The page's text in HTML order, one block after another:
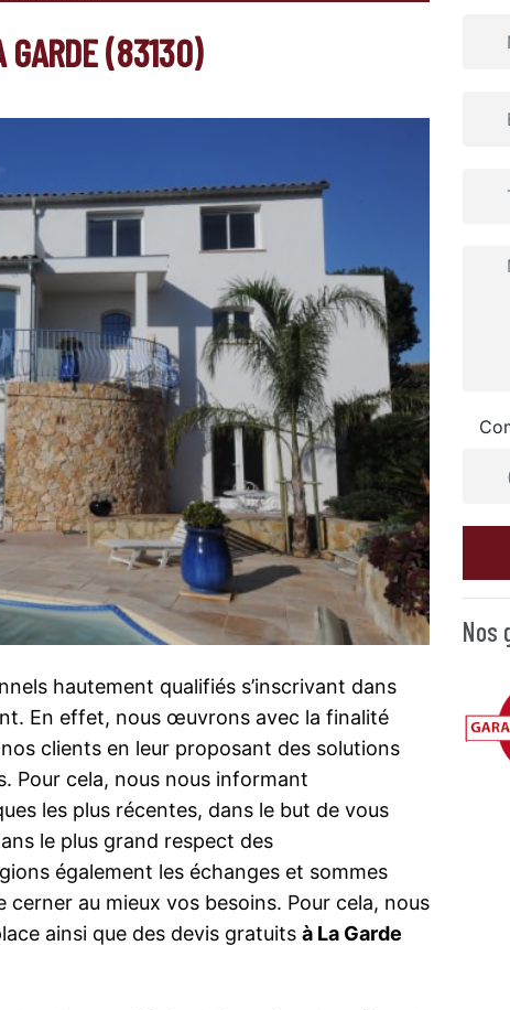
GARDE (83130)
hautement qualifiés s’inscrivant dans
En effet, nous œuvrons avec la finalité
clients en leur proposant des solutions
Pour cela, nous nous informant
les plus récentes, dans le but de vous
le plus grand respect des
également les échanges et sommes
au mieux vos besoins. Pour cela, nous
ainsi que des devis gratuits à La Garde
Nos